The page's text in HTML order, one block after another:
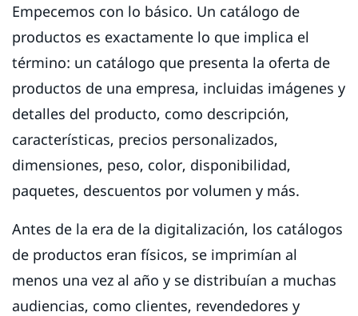
Empecemos con lo básico. Un catálogo de
productos es exactamente lo que implica el
término: un catálogo que presenta la oferta de
productos de una empresa, incluidas imágenes y
detalles del producto, como descripción,
características, precios personalizados,
dimensiones, peso, color, disponibilidad,
paquetes, descuentos por volumen y más.
Antes de la era de la digitalización, los catálogos
de productos eran físicos, se imprimían al
menos una vez al año y se distribuían a muchas
audiencias, como clientes, revendedores y